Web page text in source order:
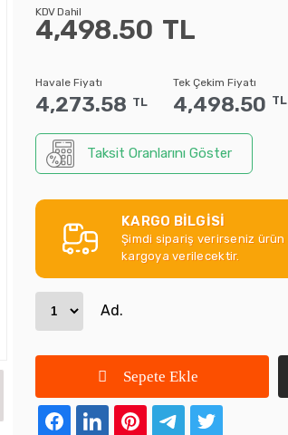
4,498.50 TL
KDV Dahil
Havale Fiyatı
4,273.58 TL
Tek Çekim Fiyatı
4,498.50 TL
Taksit Oranlarını Göster
KARGO BİLGİSİ
Şimdi sipariş verirseniz ürün
kargoya verilecektir.
Ad.
Sepete Ekle